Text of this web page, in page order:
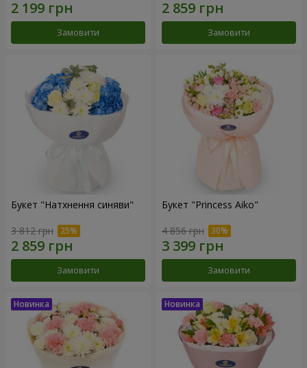
Замовити Замовити
Букет "Натхнення синяви"
3 812 грн
Замовити
Букет "Princess Aiko"
4 856 грн
Замовити